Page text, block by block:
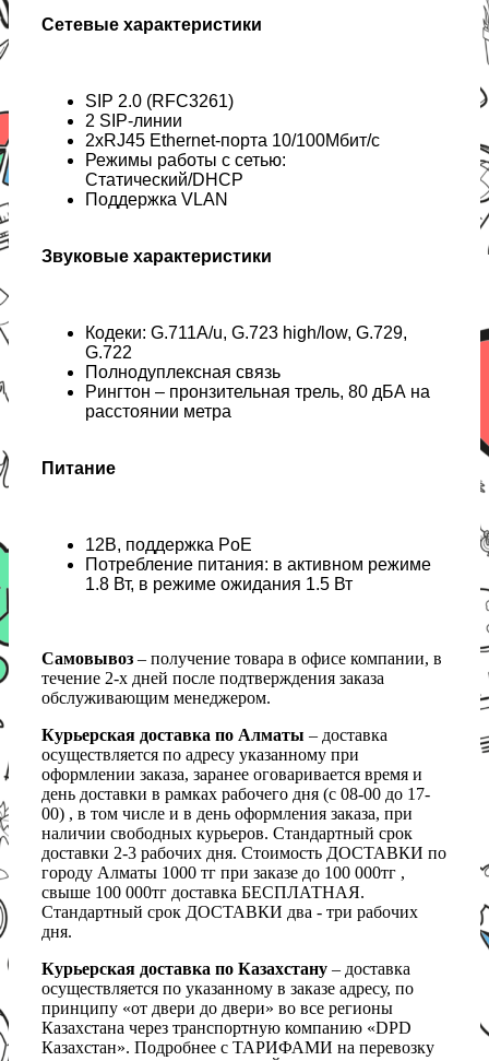
Сетевые характеристики
SIP 2.0 (RFC3261)
2 SIP-линии
2хRJ45 Ethernet-порта 10/100Мбит/с
Режимы работы с сетью:
Статический/DHCP
Поддержка VLAN
Звуковые характеристики
Кодеки: G.711A/u, G.723 high/low, G.729,
G.722
Полнодуплексная связь
Рингтон – пронзительная трель, 80 дБА на
расcтоянии метра
Питание
12В, поддержка PoE
Потребление питания: в активном режиме
1.8 Вт, в режиме ожидания 1.5 Вт
Самовывоз – получение товара в офисе компании, в
течение 2-х дней после подтверждения заказа
обслуживающим менеджером.
Курьерская доставка по Алматы – доставка
осуществляется по адресу указанному при
оформлении заказа, заранее оговаривается время и
день доставки в рамках рабочего дня (с 08-00 до 17-
00) , в том числе и в день оформления заказа, при
наличии свободных курьеров. Стандартный срок
доставки 2-3 рабочих дня. Стоимость ДОСТАВКИ по
городу Алматы 1000 тг при заказе до 100 000тг ,
свыше 100 000тг доставка БЕСПЛАТНАЯ.
Стандартный срок ДОСТАВКИ два - три рабочих
дня.
Курьерская доставка по Казахстану – доставка
осуществляется по указанному в заказе адресу, по
принципу «от двери до двери» во все регионы
Казахстана через транспортную компанию «DPD
Казахстан». Подробнее с ТАРИФАМИ на перевозку